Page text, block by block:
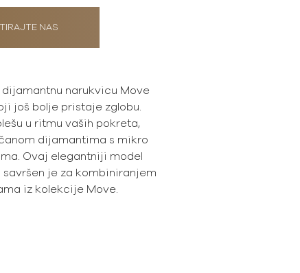
NAS
narukvicu Move
još bolje pristaje zglobu.
u ritmu vaših pokreta,
dijamantima s mikro
Ovaj elegantniji model
je za kombiniranjem
iz kolekcije Move.